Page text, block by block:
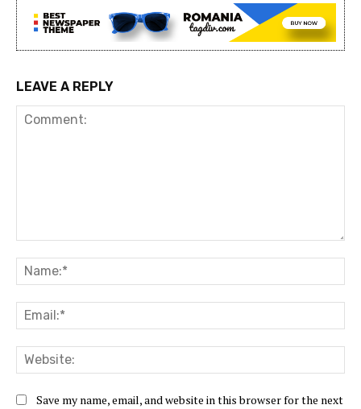
LEAVE A REPLY
Save my name, email, and website in this browser for the next